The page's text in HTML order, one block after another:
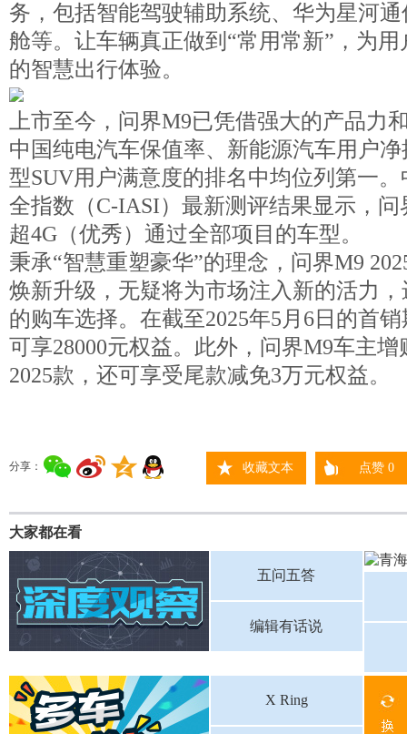
务，包括智能驾驶辅助系统、华为星河
舱等。让车辆真正做到“常用常新”，为
的智慧出行体验。
上市至今，问界M9已凭借强大的产品力
中国纯电汽车保值率、新能源汽车用户
型SUV用户满意度的排名中均位列第一
全指数（C-IASI）最新测评结果显示，
超4G（优秀）通过全部项目的车型。
秉承“智慧重塑豪华”的理念，问界M9
焕新升级，无疑将为市场注入新的活力
的购车选择。在截至2025年5月6日的首
可享28000元权益。此外，问界M9车主
2025款，还可享受尾款减免3万元权益。
分享： 收藏文本 点赞0
大家都在看
五问五答
编辑有话说
X Ring